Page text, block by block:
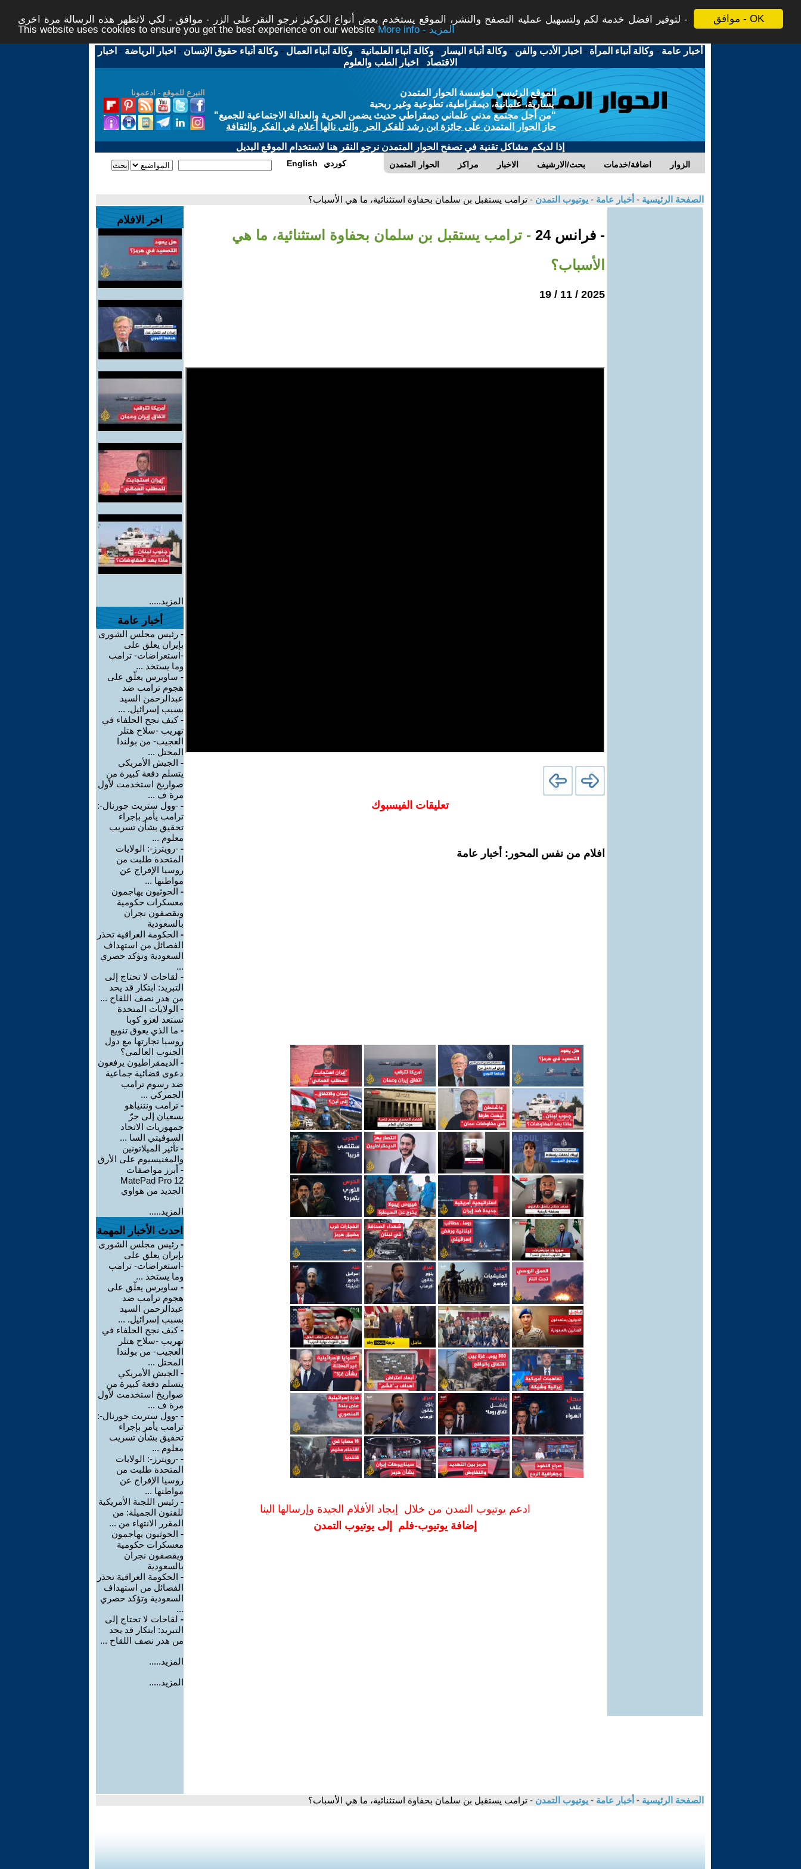
موافق - OK
لتوفير افضل خدمة لكم ولتسهيل عملية التصفح والنشر، الموقع يستخدم بعض أنواع الكوكيز نرجو النقر على الزر - موافق - لكي لاتظهر هذه الرسالة مرة اخرى -
This website uses cookies to ensure you get the best experience on our website
More info - المزيد
أخبار عامة -وكالة أنباء المرأة - اخبار الأدب والفن -وكالة أنباء اليسار -وكالة أنباء العلمانية -وكالة أنباء العمال -وكالة أنباء حقوق الإنسان - اخبار الرياضة - اخبار
الاقتصاد - اخبار الطب والعلوم
التبرع للموقع - ادعمونا
الموقع الرئيسي لمؤسسة الحوار المتمدن
يسارية، علمانية، ديمقراطية، تطوعية وغير ربحية
"من أجل مجتمع مدني علماني ديمقراطي حديث يضمن الحرية والعدالة الاجتماعية للجميع"
حاز الحوار المتمدن على جائزة ابن رشد للفكر الحر والتى نالها أعلام في الفكر والثقافة
إذا لديكم مشاكل تقنية في تصفح الحوار المتمدن نرجو النقر هنا لاستخدام الموقع البديل
الحوار المتمدن مراكز الاخبار بحث/الارشيف اضافة/خدمات الزوار English كوردي
الصفحة الرئيسية - أخبار عامة - يوتيوب التمدن - ترامب يستقبل بن سلمان بحفاوة استثنائية، ما هي الأسباب؟
- فرانس 24
- ترامب يستقبل بن سلمان بحفاوة استثنائية، ما هي
الأسباب؟
2025 / 11 / 19
تعليقات الفيسبوك
افلام من نفس المحور: أخبار عامة
ادعم يوتيوب التمدن من خلال إيجاد الأفلام الجيدة وإرسالها الينا
إضافة يوتيوب-فلم إلى يوتيوب التمدن
اخر الافلام
المزيد.....
أخبار عامة
- رئيس مجلس الشورى
بإيران يعلق على
-استعراضات- ترامب
وما يستخد ...
- ساويرس يعلّق على
هجوم ترامب ضد
عبدالرحمن السيد
بسبب إسرائيل. ...
-كيف نجح الحلفاء في
تهريب -سلاح هتلر
العجيب- من بولندا
المحتل ...
- الجيش الأمريكي
يتسلم دفعة كبيرة من
صواريخ استخدمت لأول
مرة ف ...
- -وول ستريت جورنال-:
ترامب يأمر بإجراء
تحقيق بشأن تسريب
معلوم ...
- -رويترز-: الولايات
المتحدة طلبت من
روسيا الإفراج عن
مواطنها ...
- الحوثيون يهاجمون
معسكرات حكومية
ويقصفون نجران
بالسعودية
- الحكومة العراقية تحذر
الفصائل من استهداف
السعودية وتؤكد حصري
...
- لقاحات لا تحتاج إلى
التبريد: ابتكار قد يحد
من هدر نصف اللقاح ...
- الولايات المتحدة
تستعد لغزو كوبا
- ما الذي يعوق تنويع
روسيا تجارتها مع دول
الجنوب العالمي؟
- الديمقراطيون يرفعون
دعوى قضائية جماعية
ضد رسوم ترامب
الجمركي ...
- ترامب ونتنياهو
يسعيان إلى جرّ
جمهوريات الاتحاد
السوفيتي السا ...
- تأثير الميلاتونين
والمغنيسيوم على الأرق
- أبرز مواصفات
MatePad Pro 12
الجديد من هواوي
المزيد.....
احدث الأخبار المهمة
- رئيس مجلس الشورى
بإيران يعلق على
-استعراضات- ترامب
وما يستخد ...
- ساويرس يعلّق على
هجوم ترامب ضد
عبدالرحمن السيد
بسبب إسرائيل. ...
-كيف نجح الحلفاء في
تهريب -سلاح هتلر
العجيب- من بولندا
المحتل ...
- الجيش الأمريكي
يتسلم دفعة كبيرة من
صواريخ استخدمت لأول
مرة ف ...
- -وول ستريت جورنال-:
ترامب يأمر بإجراء
تحقيق بشأن تسريب
معلوم ...
- -رويترز-: الولايات
المتحدة طلبت من
روسيا الإفراج عن
مواطنها ...
- رئيس اللجنة الأمريكية
للفنون الجميلة: من
المقرر الانتهاء من ...
- الحوثيون يهاجمون
معسكرات حكومية
ويقصفون نجران
بالسعودية
- الحكومة العراقية تحذر
الفصائل من استهداف
السعودية وتؤكد حصري
...
- لقاحات لا تحتاج إلى
التبريد: ابتكار قد يحد
من هدر نصف اللقاح ...
المزيد.....
المزيد.....
الصفحة الرئيسية - أخبار عامة - يوتيوب التمدن - ترامب يستقبل بن سلمان بحفاوة استثنائية، ما هي الأسباب؟